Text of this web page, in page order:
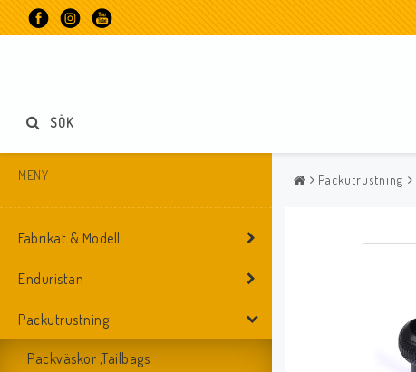
SÖK
MENY
Fabrikat & Modell
Enduristan
Packutrustning
Packväskor ,Tailbags
Packutrustning